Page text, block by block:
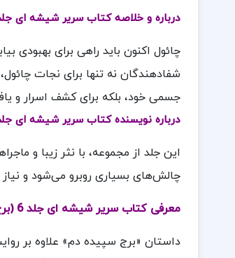
درباره و خلاصه کتاب سریر شیشه ای جلد 6 (برج سپیده دم) سارا
چائول اکنون باید راهی برای بهبودی
شفا‌دهندگان نه تنها برای نجات چائول،
جسمی خود، بلکه برای کشف اسرار و
درباره نویسنده کتاب سریر شیشه ای جلد 6 (برج سپیده دم) سارا جی.
این جلد از مجموعه، با نثر زیبا و
چالش‌های بسیاری روبرو می‌شود و نیاز
معرفی کتاب سریر شیشه ای جلد 6 (برج سپیده دم) سارا جی. ماس
داستان «برج سپیده دم» علاوه بر